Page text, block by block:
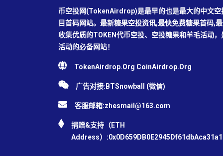
币空投网(TokenAirdrop)是最早的也是最大的中文
目首码网站。最新糖果空投资讯,最快免费糖果首码,
收集优质的TOKEN代币空投、空投糖果和羊毛活动
活动的必备网站！
TokenAirdrop.Org CoinAirdrop.Org
广告对接:BTSnowball (微信)
客服邮箱:zhesmail@163.com
捐赠&支持（ETH
Address）